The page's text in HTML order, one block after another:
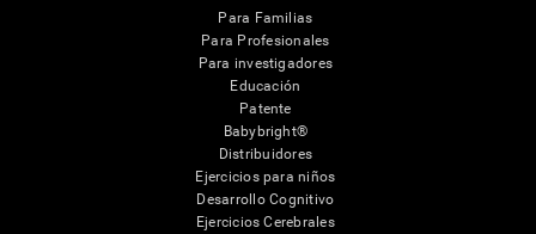
Para Familias
Para Profesionales
Para investigadores
Educación
Patente
Babybright®
Distribuidores
Ejercicios para niños
Desarrollo Cognitivo
Ejercicios Cerebrales